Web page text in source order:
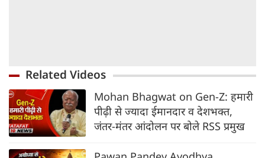
Related Videos
Mohan Bhagwat on Gen-Z: हमारी
पीढ़ी से ज्यादा ईमानदार व देशभक्त,
जंतर-मंतर आंदोलन पर बोले RSS प्रमुख